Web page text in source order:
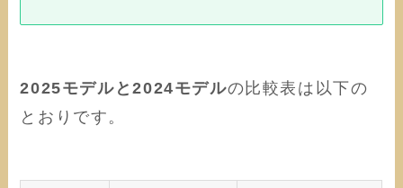
2025モデルと2024モデルの比較表は以下の
とおりです。